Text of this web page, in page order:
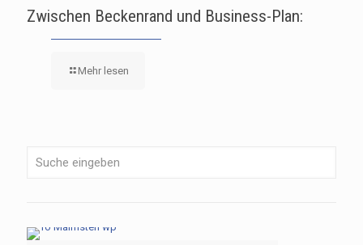
Zwischen Beckenrand und Business-Plan:
Mehr lesen